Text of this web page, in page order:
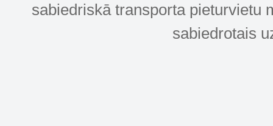
sabiedriskā transporta pieturvietu
sabiedrotais